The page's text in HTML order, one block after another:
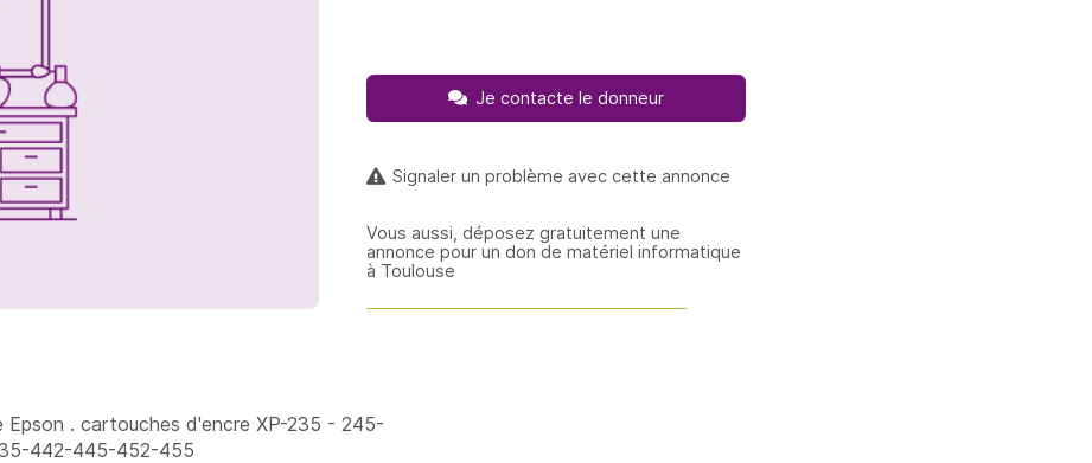
Epson . cartouches d'encre XP-235 - 245-
442-445-452-455
Je contacte le donneur
Signaler un problème avec cette annonce
Vous aussi, déposez gratuitement une
annonce pour un don de matériel informatique
à Toulouse